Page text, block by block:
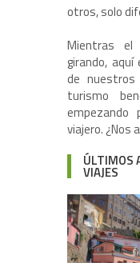
otros, solo
Mientras el
girando,
de nuestros
turismo
viajero. ¿Nos
ÚLTIMOS
VIAJES